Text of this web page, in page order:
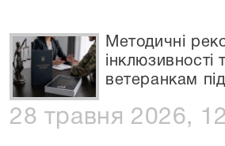
Методичні
ветеранкам
28 травня 2026,